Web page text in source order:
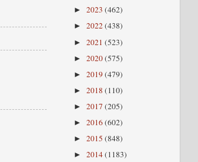
► 2023 (462)
► 2022(438)
► 2021 (523)
► 2020(575)
► 2019(479)
► 2018 (110)
► 2017 (205)
► 2016(602)
► 2015 (848)
► 2014(1183)